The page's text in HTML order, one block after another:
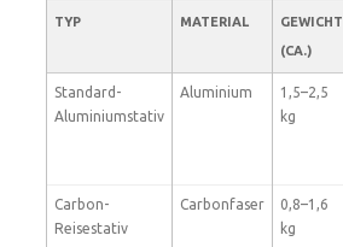
TYP MATERIAL
GEWICHT
(CA.)
Standard-
Aluminiumstativ
Aluminium
1,5–2,5
kg
Carbon-
Reisestativ
Carbonfaser
0,8–1,6
kg